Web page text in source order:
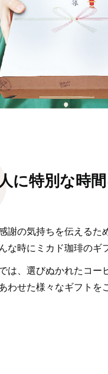
に特別な時
謝の気持ちを伝えるた
な時にミカド珈琲のギ
は、選びぬかれたコ
わせた様々なギフトを